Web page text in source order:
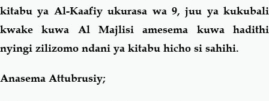
kitabu ya Al-Kaafiy ukurasa wa 9, juu ya kukubali
kwake kuwa Al Majlisi amesema kuwa hadithi
nyingi zilizomo ndani ya kitabu hicho si sahihi.
Anasema Attubrusiy;